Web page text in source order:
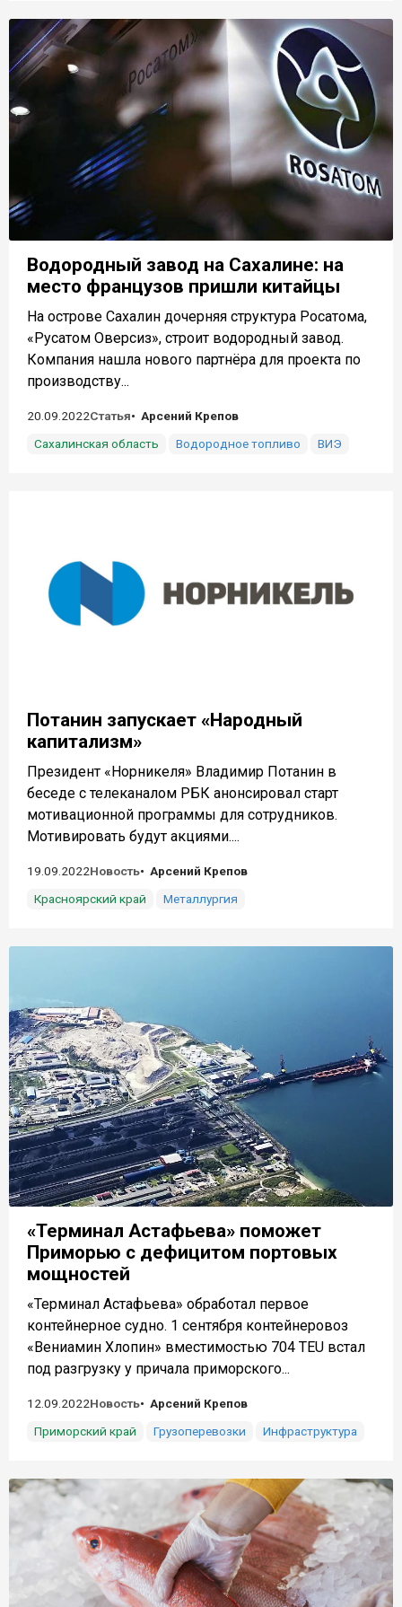
Водородный завод на Сахалине: на
место французов пришли китайцы
На острове Сахалин дочерняя структура Росатома,
«Русатом Оверсиз», строит водородный завод.
Компания нашла нового партнёра для проекта по
производству...
20.09.2022Статья
Арсений Крепов
Сахалинская область
Водородное топливо ВИЭ
Потанин запускает «Народный
капитализм»
Президент «Норникеля» Владимир Потанин в
беседе с телеканалом РБК анонсировал старт
мотивационной программы для сотрудников.
Мотивировать будут акциями....
19.09.2022Новость
Арсений Крепов
Красноярский край
Металлургия
«Терминал Астафьева» поможет
Приморью с дефицитом портовых
мощностей
«Терминал Астафьева» обработал первое
контейнерное судно. 1 сентября контейнеровоз
«Вениамин Хлопин» вместимостью 704 TEU встал
под разгрузку у причала приморского...
12.09.2022Новость
Арсений Крепов
Приморский край
Грузоперевозки Инфраструктура